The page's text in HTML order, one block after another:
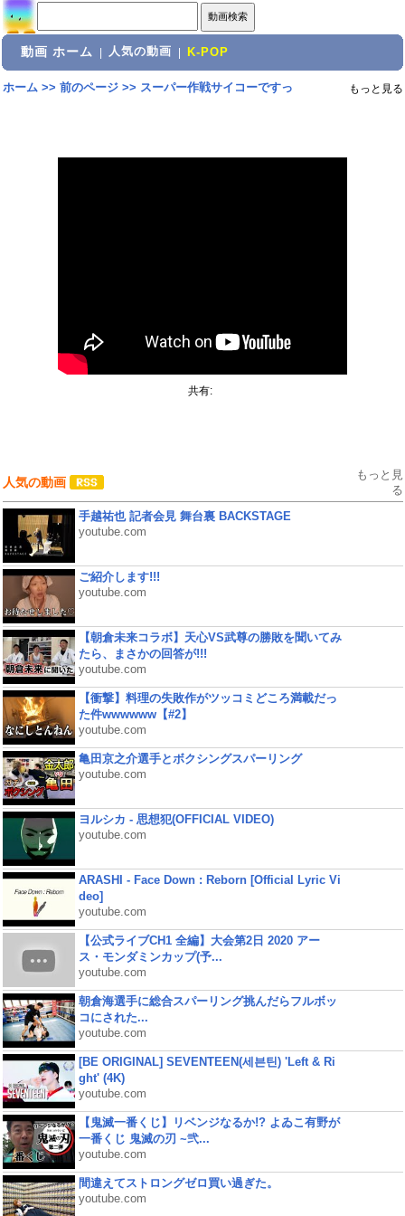
動画 ホーム 人気の動画 K-POP
ホーム>> 前のページ>> スーパー作戦サイコーですっ もっと見る
共有:
人気の動画
もっと見
る
手越祐也 記者会見 舞台裏 BACKSTAGE
youtube.com
ご紹介します!!!
youtube.com
【朝倉未来コラボ】天心VS武尊の勝敗を聞いてみ
たら、まさかの回答が!!!
youtube.com
【衝撃】料理の失敗作がツッコミどころ満載だっ
た件wwwwww【#2】
youtube.com
亀田京之介選手とボクシングスパーリング
youtube.com
ヨルシカ - 思想犯(OFFICIAL VIDEO)
youtube.com
ARASHI - Face Down : Reborn [Official Lyric Vi
deo]
youtube.com
【公式ライブCH1 全編】大会第2日 2020 アー
ス・モンダミンカップ(予...
youtube.com
朝倉海選手に総合スパーリング挑んだらフルボッ
コにされた...
youtube.com
[BE ORIGINAL] SEVENTEEN(세븐틴) 'Left & Ri
ght' (4K)
youtube.com
【鬼滅一番くじ】リベンジなるか!? よゐこ有野が
一番くじ 鬼滅の刃 ~弐...
youtube.com
間違えてストロングゼロ買い過ぎた。
youtube.com